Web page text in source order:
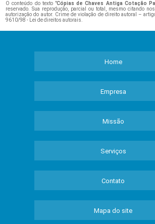
O conteúdo do texto "Cópias de Chaves Antiga Cotação
reservado. Sua reprodução, parcial ou total, mesmo citando
autorização do autor. Crime de violação de direito autoral –
9610/98 - Lei de direitos autorais
Home
Empresa
Missão
Serviços
Contato
Mapa do site